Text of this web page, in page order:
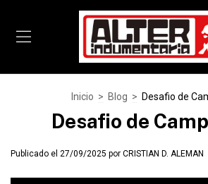
Inicio > Blog > Desafio de
Desafio de
Publicado el 27/09/2025 por CRISTIAN D. ALEMAN